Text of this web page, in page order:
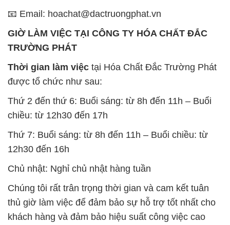
📧 Email: hoachat@dactruongphat.vn
GIỜ LÀM VIỆC TẠI CÔNG TY HÓA CHẤT ĐẮC
TRƯỜNG PHÁT
Thời gian làm việc tại Hóa Chất Đắc Trường Phát
được tổ chức như sau:
Thứ 2 đến thứ 6: Buổi sáng: từ 8h đến 11h – Buổi
chiều: từ 12h30 đến 17h
Thứ 7: Buổi sáng: từ 8h đến 11h – Buổi chiều: từ
12h30 đến 16h
Chủ nhật: Nghỉ chủ nhật hàng tuần
Chúng tôi rất trân trọng thời gian và cam kết tuân
thủ giờ làm việc để đảm bảo sự hỗ trợ tốt nhất cho
khách hàng và đảm bảo hiệu suất công việc cao